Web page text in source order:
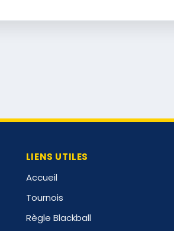
LIENS UTILES
Accueil
Tournois
Règle Blackball